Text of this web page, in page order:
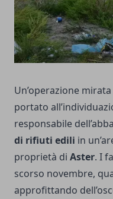
Un’operazione
portato
responsabile
di rifiuti edili in
proprietà di Aster. I
scorso novembre,
approfittando